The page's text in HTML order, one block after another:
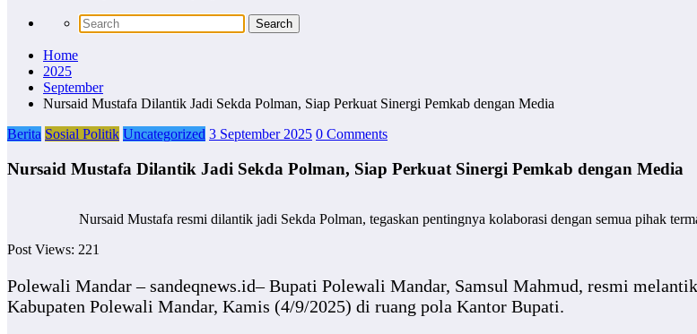
Home
2025
September
Nursaid Mustafa Dilantik Jadi Sekda Polman, Siap Perkuat Sinergi Pemkab dengan Media
Berita Sosial Politik Uncategorized 3 September 2025 0 Comments
Nursaid Mustafa Dilantik Jadi Sekda Polman, Siap Perkuat Sinergi Pemkab dengan Media
Nursaid Mustafa resmi dilantik jadi Sekda Polman, tegaskan pentingnya kolaborasi dengan semua pihak
Post Views: 221
Polewali Mandar – sandeqnews.id– Bupati Polewali Mandar, Samsul Mahmud, resmi
Kabupaten Polewali Mandar, Kamis (4/9/2025) di ruang pola Kantor Bupati.